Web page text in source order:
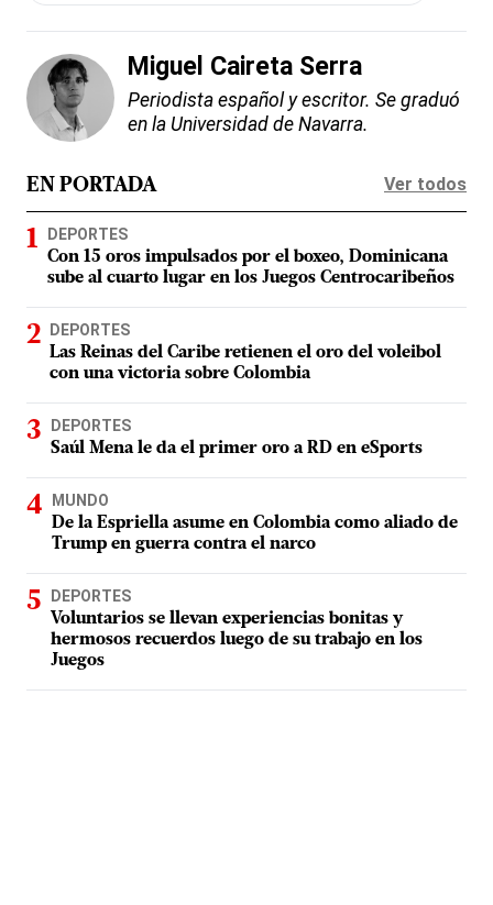
Miguel Caireta Serra
Periodista español y escritor. Se graduó
en la Universidad de Navarra.
EN PORTADA Ver todos
DEPORTES
Con 15 oros impulsados por el boxeo, Dominicana
sube al cuarto lugar en los Juegos Centrocaribeños
DEPORTES
Las Reinas del Caribe retienen el oro del voleibol
con una victoria sobre Colombia
DEPORTES
Saúl Mena le da el primer oro a RD en eSports
MUNDO
De la Espriella asume en Colombia como aliado de
Trump en guerra contra el narco
DEPORTES
Voluntarios se llevan experiencias bonitas y
hermosos recuerdos luego de su trabajo en los
Juegos